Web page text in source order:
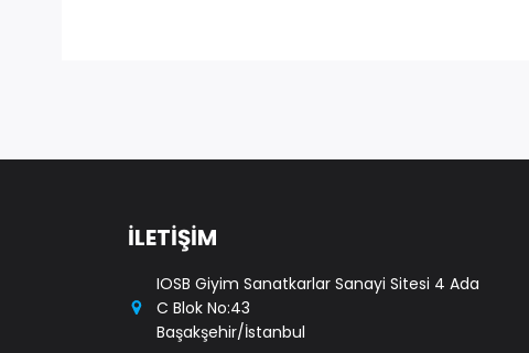
İLETİŞİM
IOSB Giyim Sanatkarlar Sanayi Sitesi 4 Ada
C Blok No:43
Başakşehir/İstanbul